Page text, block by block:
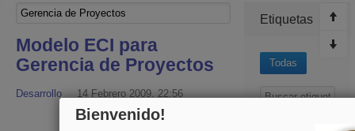
Modelo ECI para
Gerencia de Proyectos
Desarrollo 14 Febrero 2009, 22:56
Etiquetas
Todas
Bienvenido!